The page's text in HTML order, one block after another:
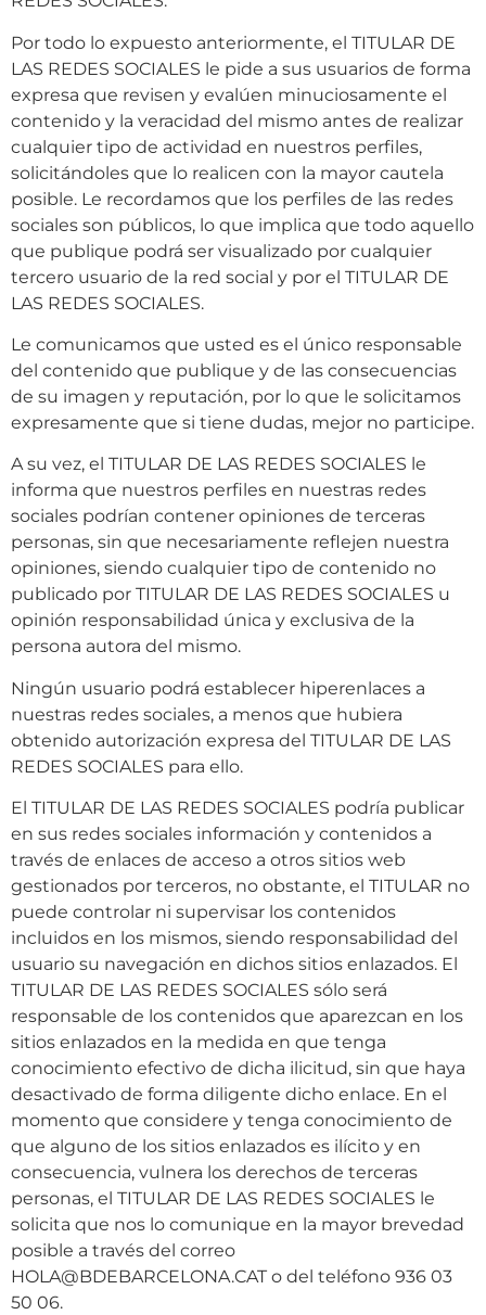
Por todo lo expuesto anteriormente, el TITULAR DE
LAS REDES SOCIALES le pide a sus usuarios de forma
expresa que revisen y evalúen minuciosamente el
contenido y la veracidad del mismo antes de realizar
cualquier tipo de actividad en nuestros perfiles,
solicitándoles que lo realicen con la mayor cautela
posible. Le recordamos que los perfiles de las redes
sociales son públicos, lo que implica que todo aquello
que publique podrá ser visualizado por cualquier
tercero usuario de la red social y por el TITULAR DE
LAS REDES SOCIALES.
Le comunicamos que usted es el único responsable
del contenido que publique y de las consecuencias
de su imagen y reputación, por lo que le solicitamos
expresamente que si tiene dudas, mejor no participe.
A su vez, el TITULAR DE LAS REDES SOCIALES le
informa que nuestros perfiles en nuestras redes
sociales podrían contener opiniones de terceras
personas, sin que necesariamente reflejen nuestra
opiniones, siendo cualquier tipo de contenido no
publicado por TITULAR DE LAS REDES SOCIALES u
opinión responsabilidad única y exclusiva de la
persona autora del mismo.
Ningún usuario podrá establecer hiperenlaces a
nuestras redes sociales, a menos que hubiera
obtenido autorización expresa del TITULAR DE LAS
REDES SOCIALES para ello.
El TITULAR DE LAS REDES SOCIALES podría publicar
en sus redes sociales información y contenidos a
través de enlaces de acceso a otros sitios web
gestionados por terceros, no obstante, el TITULAR no
puede controlar ni supervisar los contenidos
incluidos en los mismos, siendo responsabilidad del
usuario su navegación en dichos sitios enlazados. El
TITULAR DE LAS REDES SOCIALES sólo será
responsable de los contenidos que aparezcan en los
sitios enlazados en la medida en que tenga
conocimiento efectivo de dicha ilicitud, sin que haya
desactivado de forma diligente dicho enlace. En el
momento que considere y tenga conocimiento de
que alguno de los sitios enlazados es ilícito y en
consecuencia, vulnera los derechos de terceras
personas, el TITULAR DE LAS REDES SOCIALES le
solicita que nos lo comunique en la mayor brevedad
posible a través del correo
HOLA@BDEBARCELONA.CAT o del teléfono 936 03
50 06.